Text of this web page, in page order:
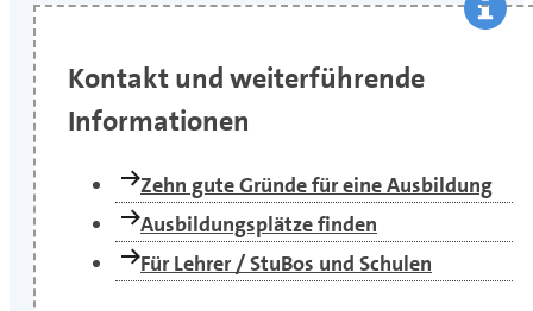
Kontakt und weiterführende
Informationen
Zehn gute Gründe für eine Ausbildung
Ausbildungsplätze finden
Für Lehrer / StuBos und Schulen